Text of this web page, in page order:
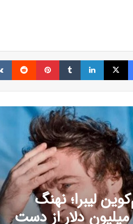
فیسبوک ایکس لینکداین تامبلر پینتریست Reddit
در بازار بیت‌کوین؛
همه را غافلگیر